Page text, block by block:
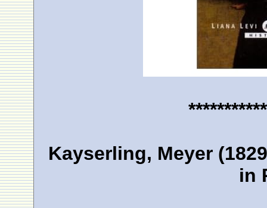
Kayserling, Meyer
in